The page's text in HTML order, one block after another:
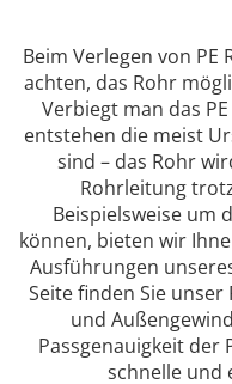
Beim Verlegen von
achten, das Rohr
Verbiegt man das
entstehen die meist
sind – das Rohr
Rohrleitung
Beispielsweise um
können, bieten wir
Ausführungen
Seite finden Sie unser
und
Passgenauigkeit der
schnelle und